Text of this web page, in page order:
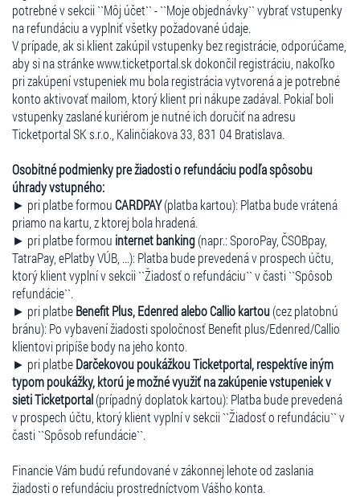
potrebné v sekcii ``Môj účet`` - ``Moje objednávky`` vybrať vstupenky
na refundáciu a vyplniť všetky požadované údaje.
V prípade, ak si klient zakúpil vstupenky bez registrácie, odporúčame,
aby si na stránke www.ticketportal.sk dokončil registráciu, nakoľko
pri zakúpení vstupeniek mu bola registrácia vytvorená a je potrebné
konto aktivovať mailom, ktorý klient pri nákupe zadával. Pokiaľ boli
vstupenky zaslané kuriérom je nutné ich doručiť na adresu
Ticketportal SK s.r.o., Kalinčiakova 33, 831 04 Bratislava.
Osobitné podmienky pre žiadosti o refundáciu podľa spôsobu
úhrady vstupného:
► pri platbe formouCARDPAY(platba kartou): Platba bude vrátená
priamo na kartu, z ktorej bola hradená.
► pri platbe formou internet banking(napr.: SporoPay, ČSOBpay,
TatraPay, ePlatby VÚB, ...): Platba bude prevedená v prospech účtu,
ktorý klient vyplní v sekcii ``Žiadosť o refundáciu`` v časti ``Spôsob
refundácie``.
► pri platbeBenefit Plus, Edenred alebo Callio kartou(cez platobnú
bránu): Po vybavení žiadosti spoločnosť Benefit plus/Edenred/Callio
klientovi pripíše body na jeho konto.
► pri platbeDarčekovou poukážkou Ticketportal, respektíve iným
typom poukážky, ktorú je možné využiť na zakúpenie vstupeniek v
sieti Ticketportal(prípadný doplatok kartou): Platba bude prevedená
v prospech účtu, ktorý klient vyplní v sekcii ``Žiadosť o refundáciu`` v
časti ``Spôsob refundácie``.
Financie Vám budú refundované v zákonnej lehote od zaslania
žiadosti o refundáciu prostredníctvom Vášho konta.